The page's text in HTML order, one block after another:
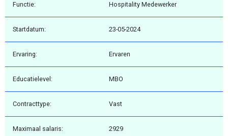
Functie: Hospitality Medewerker
Startdatum: 23-05-2024
Ervaring: Ervaren
Educatielevel: MBO
Contracttype: Vast
Maximaal salaris: 2929